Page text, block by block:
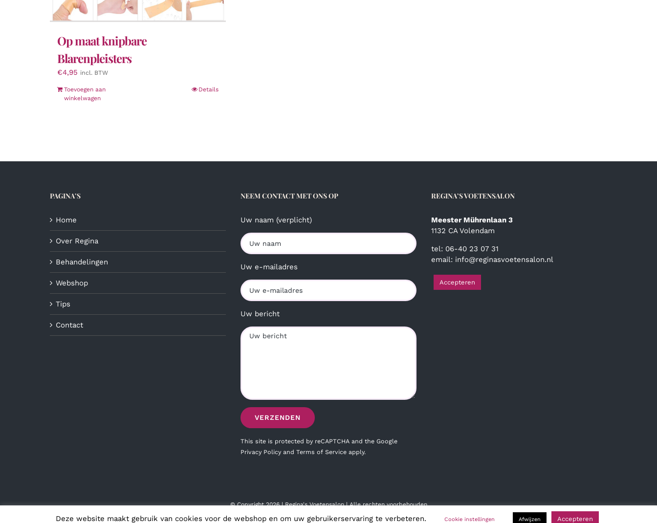
Op maat knipbare
Blarenpleisters
€4,95 incl. BTW
Toevoegen aan
winkelwagen
Details
PAGINA’S
Home
Over Regina
Behandelingen
Webshop
Tips
Contact
NEEM CONTACT MET ONS OP
Uw naam (verplicht)
Uw e-mailadres
Uw bericht
This site is protected by reCAPTCHA and the Google
Privacy Policy and Terms of Service apply.
REGINA’S VOETENSALON
Meester Mührenlaan 3
1132 CA Volendam
tel: 06-40 23 07 31
email: info@reginasvoetensalon.nl
Accepteren
© Copyright2026 | Regina's Voetensalon | Alle rechten voorbehouden
Deze website maakt gebruik van cookies voor de webshop en om uw gebruikerservaring te verbeteren. Cookie instellingen Afwijzen Accepteren